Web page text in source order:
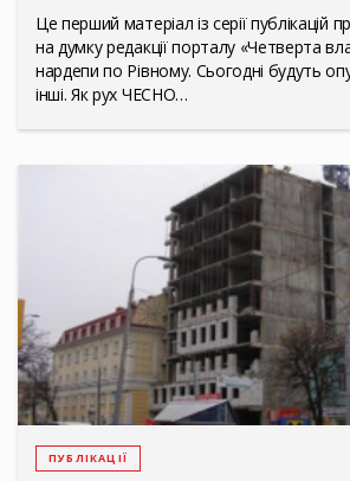
Це перший матеріал із серії публікацій
на думку редакції порталу «Четверта
нардепи по Рівному. Сьогодні будуть
інші. Як рух ЧЕСНО…
ПУБЛІКАЦІЇ